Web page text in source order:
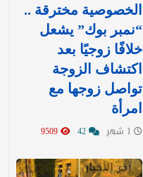
الخصوصية مخترقة ..
“نمبر بوك” يشعل
خلافًا زوجيًا بعد
اكتشاف الزوجة
تواصل زوجها مع
امرأة
آخر الأخبار